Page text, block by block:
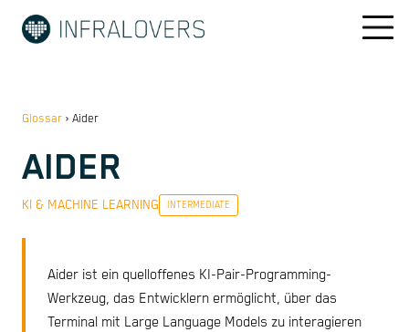
Glossar › Aider
AIDER
KI & MACHINE LEARNING INTERMEDIATE
Aider ist ein quelloffenes KI-Pair-Programming-
Werkzeug, das Entwicklern ermöglicht, über das
Terminal mit Large Language Models zu interagieren